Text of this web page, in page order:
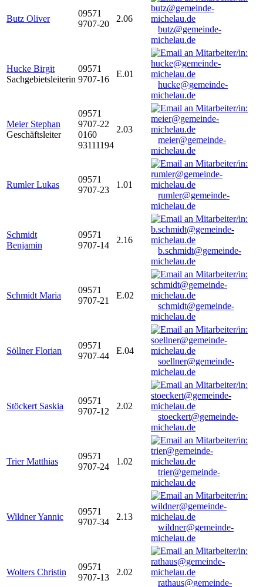
Butz Oliver
09571
9707-20
2.06
butz@gemeinde-
michelau.de
Hucke Birgit
Sachgebietsleiterin
09571
9707-16
E.01
hucke@gemeinde-
michelau.de
Meier Stephan
Geschäftsleiter
09571
9707-22
0160
93111194
2.03
meier@gemeinde-
michelau.de
Rumler Lukas
09571
9707-23
1.01
rumler@gemeinde-
michelau.de
Schmidt
Benjamin
09571
9707-14
2.16
b.schmidt@gemeinde-
michelau.de
Schmidt Maria
09571
9707-21
E.02
schmidt@gemeinde-
michelau.de
Söllner Florian
09571
9707-44
E.04
soellner@gemeinde-
michelau.de
Stöckert Saskia
09571
9707-12
2.02
stoeckert@gemeinde-
michelau.de
Trier Matthias
09571
9707-24
1.02
trier@gemeinde-
michelau.de
Wildner Yannic
09571
9707-34
2.13
wildner@gemeinde-
michelau.de
Wolters Christin
09571
9707-13
2.02
rathaus@gemeinde-